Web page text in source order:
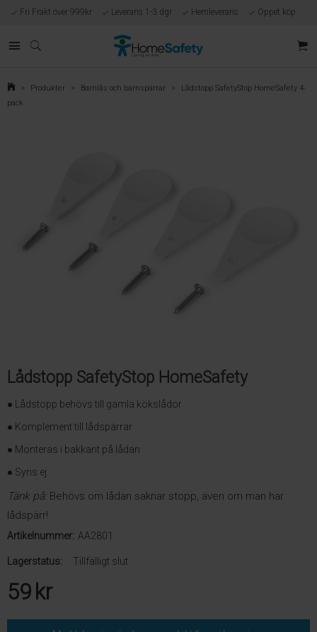
Fri Frakt över 999kr Leverans 1-3 dgr Hemleverans Öppet köp
Egen tillverkning
> Produkter > Barnlås och barnspärrar >
Lådstopp SafetyStop HomeSafety 4-
pack
Lådstopp SafetyStop HomeSafety
● Lådstopp behövs till gamla kökslådor
● Komplement till lådspärrar
● Monteras i bakkant på lådan
● Syns ej
Tänk på:Behövs om lådan saknar stopp, även om man har
lådspärr!
Artikelnummer: AA2801
Lagerstatus: Tillfälligt slut
59 kr